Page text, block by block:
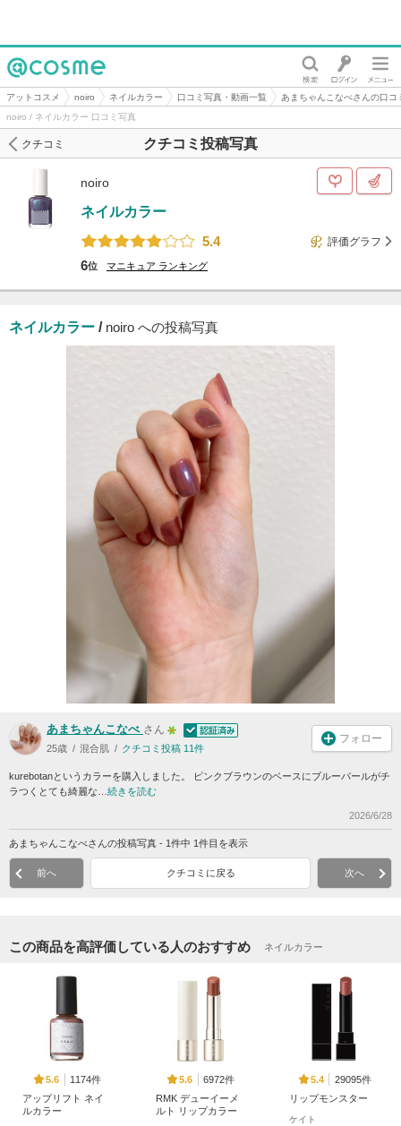
@cosme
アットコスメ noiro ネイルカラー 口コミ写真・動画一覧
あまちゃんこなべさんの口コ
noiro / ネイルカラー 口コミ写真
クチコミ投稿写真
クチコミ
noiro
ネイルカラー
5.4
評価グラフ
6位 マニキュア ランキング
ネイルカラー / noiro への投稿写真
あまちゃんこなべ さん
25歳 混合肌 クチコミ投稿 11件
フォロー
kurebotanというカラーを購入しました。 ピンクブラウンのベースにブルーパールがチ
ラつくとても綺麗な… 続きを読む
2026/6/28
あまちゃんこなべさんの投稿写真 - 1件中 1件目を表示
前へ クチコミに戻る 次へ
この商品を高評価している人のおすすめ ネイルカラー
5.6
1174件
アップリフト ネイ
ルカラー
5.6
6972件
RMK デューイーメ
ルト リップカラー
5.4
29095件
リップモンスター
ケイト